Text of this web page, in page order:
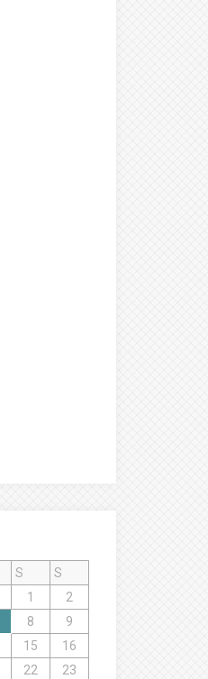
S
S
1
2
8
9
15
16
22 23